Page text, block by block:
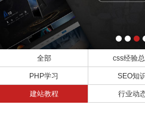
全部 css经验
PHP学习 SEO知
建站教程 行业动